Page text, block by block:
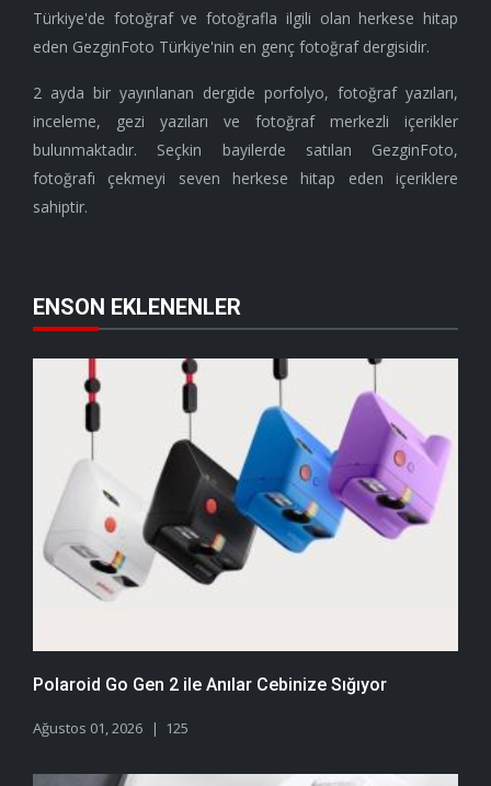
Türkiye'de fotoğraf ve fotoğrafla ilgili olan herkese hitap
eden GezginFoto Türkiye'nin en genç fotoğraf dergisidir.
2 ayda bir yayınlanan dergide porfolyo, fotoğraf yazıları,
inceleme, gezi yazıları ve fotoğraf merkezli içerikler
bulunmaktadır. Seçkin bayilerde satılan GezginFoto,
fotoğrafı çekmeyi seven herkese hitap eden içeriklere
sahiptir.
ENSON EKLENENLER
Polaroid Go Gen 2 ile Anılar Cebinize Sığıyor
Ağustos 01, 2026 125